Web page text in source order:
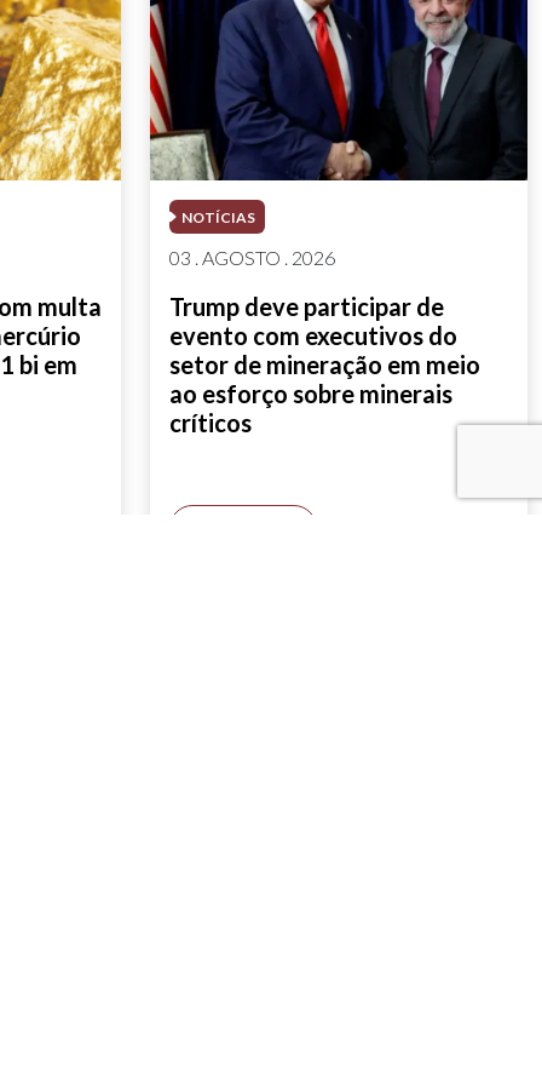
multa
bi em
NOTÍCIAS
03 . AGOSTO . 2026
Trump deve participar de
evento com executivos do
setor de mineração em meio
ao esforço sobre minerais
críticos